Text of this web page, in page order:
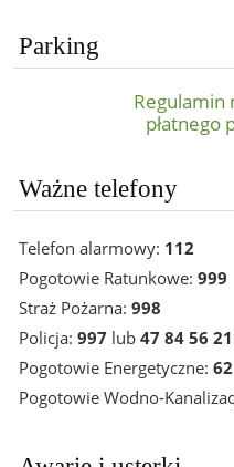
Parking
Regulamin
płatnego
Ważne telefony
Telefon alarmowy: 112
Pogotowie Ratunkowe: 999
Straż Pożarna: 998
Policja: 997 lub 47 84 56
Pogotowie Energetyczne:
Pogotowie Wodno-